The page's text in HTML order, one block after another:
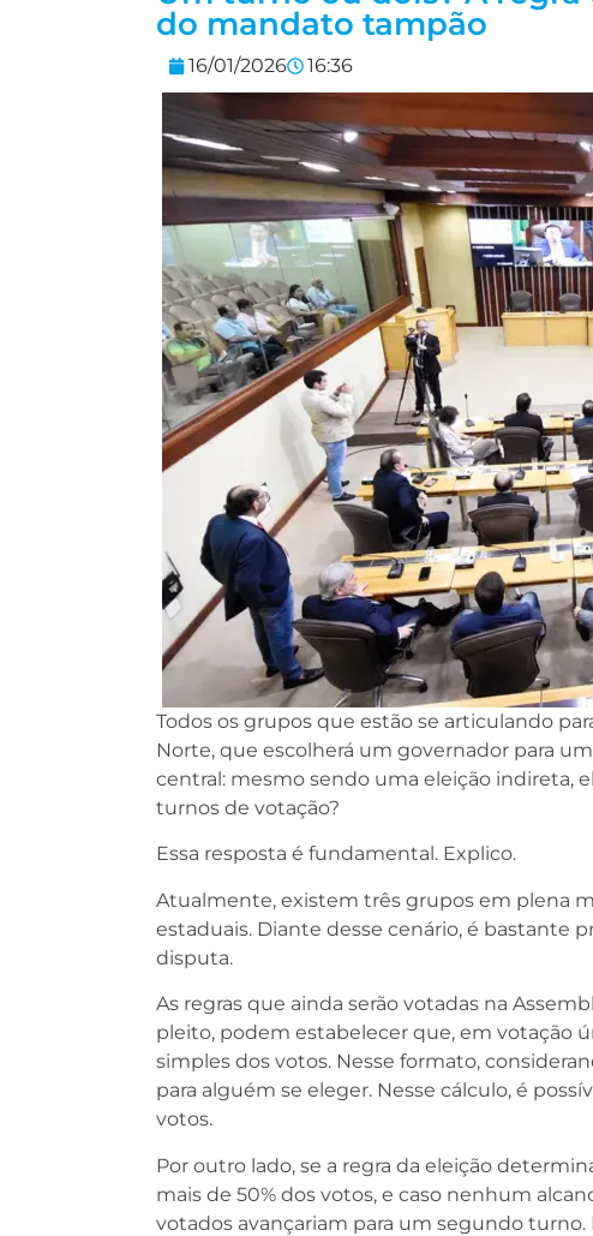
do mandato tampão
16/01/2026 16:36
Todos os grupos que estão se articulando
Norte, que escolherá um governador para
central: mesmo sendo uma eleição indireta,
turnos de votação?
Essa resposta é fundamental. Explico.
Atualmente, existem três grupos em plena
estaduais. Diante desse cenário, é bastante
disputa.
As regras que ainda serão votadas na
pleito, podem estabelecer que, em votação
simples dos votos. Nesse formato,
para alguém se eleger. Nesse cálculo, é
votos.
Por outro lado, se a regra da eleição
mais de 50% dos votos, e caso nenhum
votados avançariam para um segundo